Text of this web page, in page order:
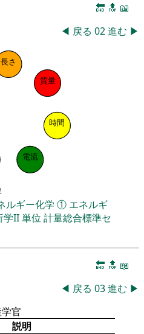
🔚 🔝 📖
◀ 戻る 02進む ▶
長さ
質量
時間
電流
ルギー化学 ① エネルギ
学II単位 計量総合標準セ
🔚 🔝 📖
◀ 戻る 03進む ▶
官
説明